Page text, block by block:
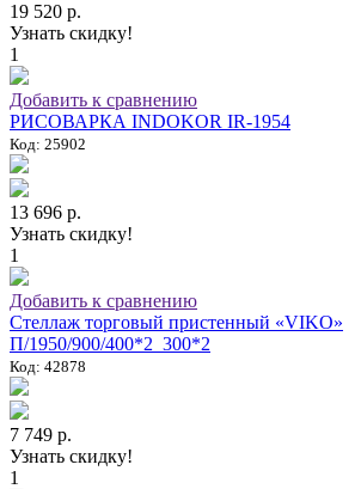
19 520 р.
Узнать скидку!
1
Добавить к сравнению
РИСОВАРКА INDOKOR IR-1954
Код: 25902
13 696 р.
Узнать скидку!
1
Добавить к сравнению
Стеллаж торговый пристенный «VIKO»
П/1950/900/400*2_300*2
Код: 42878
7 749 р.
Узнать скидку!
1